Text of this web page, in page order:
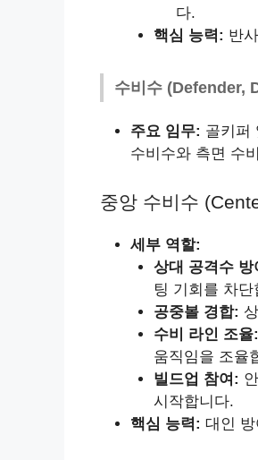
다.
핵심 능력: 반
수비수 (Defender,
주요 임무: 골키퍼
수비수와 측면 수
중앙 수비수
세부 역할:
상대 공격수 방
팅 기회를 차
공중볼 경합:
수비 라인 조율:
움직임을 조율
빌드업 참여:
시작합니다.
핵심 능력: 대인